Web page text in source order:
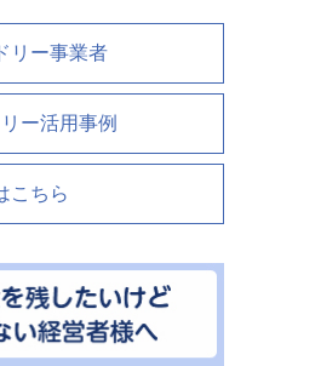
リー事業者
ー活用事例
こちら